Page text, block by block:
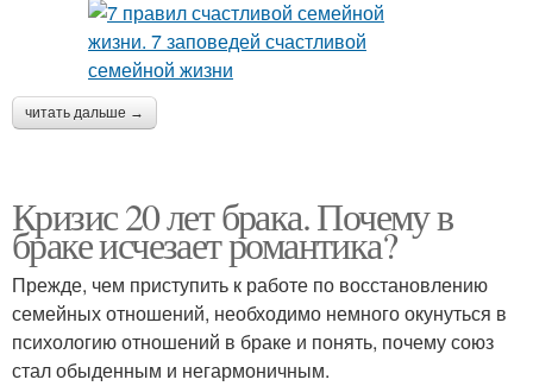
читать дальше →
Кризис 20 лет брака. Почему в
браке исчезает романтика?
Прежде, чем приступить к работе по восстановлению
семейных отношений, необходимо немного окунуться в
психологию отношений в браке и понять, почему союз
стал обыденным и негармоничным.